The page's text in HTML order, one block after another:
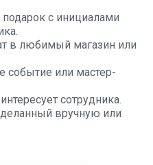
с инициалами
в любимый магазин или
событие или мастер-
сотрудника.
вручную или